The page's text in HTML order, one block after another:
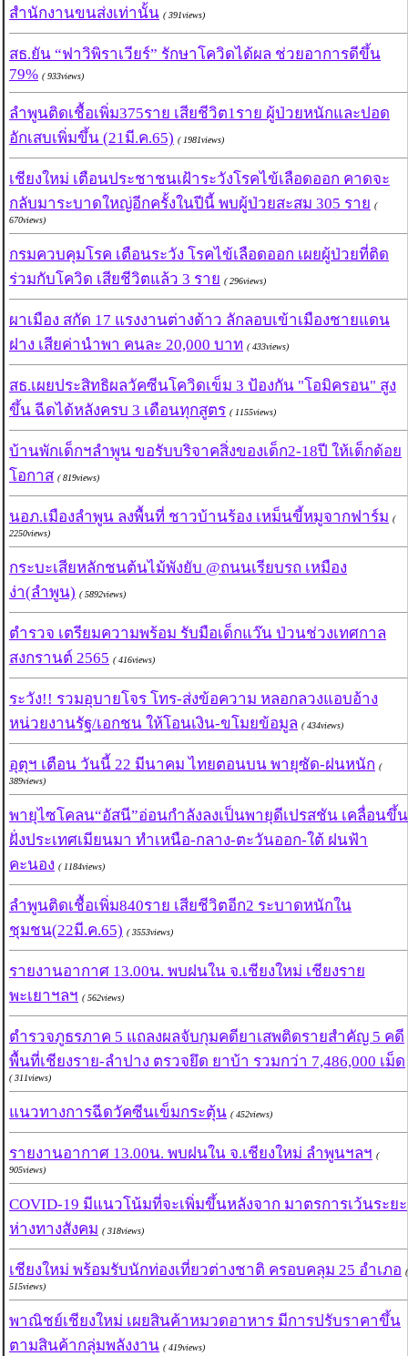
สำนักงานขนส่งเท่านั้น ( 391views)
สธ.ยัน “ฟาวิพิราเวียร์” รักษาโควิดได้ผล ช่วยอาการดีขึ้น
79% ( 933views)
ลำพูนติดเชื้อเพิ่ม375ราย เสียชีวิต1ราย ผู้ป่วยหนักและปอด
อักเสบเพิ่มขึ้น (21มี.ค.65) ( 1981views)
เชียงใหม่ เตือนประชาชนเฝ้าระวังโรคไข้เลือดออก คาดจะ
กลับมาระบาดใหญ่อีกครั้งในปีนี้ พบผู้ป่วยสะสม 305 ราย (
670views)
กรมควบคุมโรค เตือนระวัง โรคไข้เลือดออก เผยผู้ป่วยที่ติด
ร่วมกับโควิด เสียชีวิตแล้ว 3 ราย ( 296views)
ผาเมือง สกัด 17 แรงงานต่างด้าว ลักลอบเข้าเมืองชายแดน
ฝาง เสียค่านำพา คนละ 20,000 บาท ( 433views)
สธ.เผยประสิทธิผลวัคซีนโควิดเข็ม 3 ป้องกัน "โอมิครอน" สูง
ขึ้น ฉีดได้หลังครบ 3 เดือนทุกสูตร ( 1155views)
บ้านพักเด็กฯลำพูน ขอรับบริจาคสิ่งของเด็ก2-18ปี ให้เด็กด้อย
โอกาส ( 819views)
นอภ.เมืองลำพูน ลงพื้นที่ ชาวบ้านร้อง เหม็นขี้หมูจากฟาร์ม (
2250views)
กระบะเสียหลักชนต้นไม้พังยับ @ถนนเรียบรถ เหมือง
ง่า(ลำพูน) ( 5892views)
ตำรวจ เตรียมความพร้อม รับมือเด็กแว๊น ป่วนช่วงเทศกาล
สงกรานต์ 2565 ( 416views)
ระวัง!! รวมอุบายโจร โทร-ส่งข้อความ หลอกลวงแอบอ้าง
หน่วยงานรัฐ/เอกชน ให้โอนเงิน-ขโมยข้อมูล ( 434views)
อุตุฯ เตือน วันนี้ 22 มีนาคม ไทยตอนบน พายุซัด-ฝนหนัก (
389views)
พายุไซโคลน“อัสนี”อ่อนกำลังลงเป็นพายุดีเปรสชัน เคลื่อนขึ้น
ฝั่งประเทศเมียนมา ทำเหนือ-กลาง-ตะวันออก-ใต้ ฝนฟ้า
คะนอง ( 1184views)
ลำพูนติดเชื้อเพิ่ม840ราย เสียชีวิตอีก2 ระบาดหนักใน
ชุมชน(22มี.ค.65) ( 3553views)
รายงานอากาศ 13.00น. พบฝนใน จ.เชียงใหม่ เชียงราย
พะเยาฯลฯ ( 562views)
ตำรวจภูธรภาค 5 แถลงผลจับกุมคดียาเสพติดรายสำคัญ 5 คดี
พื้นที่เชียงราย-ลำปาง ตรวจยึด ยาบ้า รวมกว่า 7,486,000 เม็ด
( 311views)
แนวทางการฉีดวัคซีนเข็มกระตุ้น ( 452views)
รายงานอากาศ 13.00น. พบฝนใน จ.เชียงใหม่ ลำพูนฯลฯ (
905views)
COVID-19 มีแนวโน้มที่จะเพิ่มขึ้นหลังจาก มาตรการเว้นระยะ
ห่างทางสังคม ( 318views)
เชียงใหม่ พร้อมรับนักท่องเที่ยวต่างชาติ ครอบคลุม 25 อำเภอ (
515views)
พาณิชย์เชียงใหม่ เผยสินค้าหมวดอาหาร มีการปรับราคาขึ้น
ตามสินค้ากลุ่มพลังงาน ( 419views)